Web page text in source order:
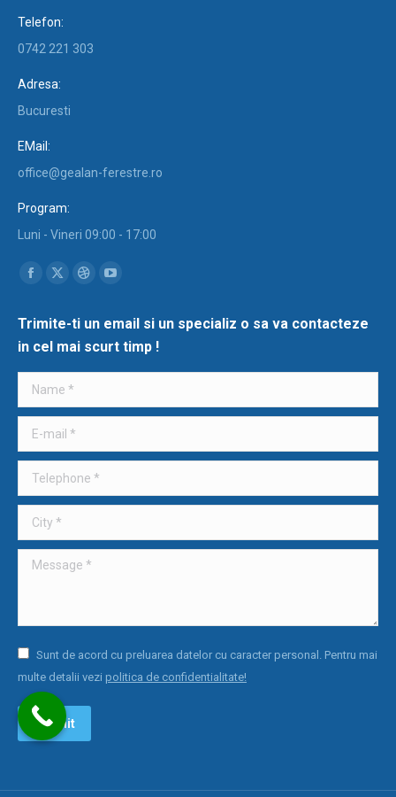
Telefon:
0742 221 303
Adresa:
Bucuresti
EMail:
office@gealan-ferestre.ro
Program:
Luni - Vineri 09:00 - 17:00
Find us on:
Facebook
opens
in
new
window
X
opens
in
new
window
Dribbble
opens
in
new
opens
in
new
Trimite-ti un email si un specializ o sa va contacteze
in cel mai scurt timp !
Name *
E-mail *
Telephone *
City *
Message *
Sunt de acord cu preluarea datelor cu caracter personal. Pentru mai
multe detalii vezi politica de confidentialitate!
Submit